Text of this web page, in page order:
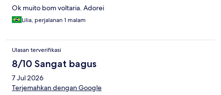
Ok muito bom voltaria. Adorei
Lilia, perjalanan 1 malam
Ulasan terverifikasi
8/10 Sangat bagus
7 Jul 2026
Terjemahkan dengan Google